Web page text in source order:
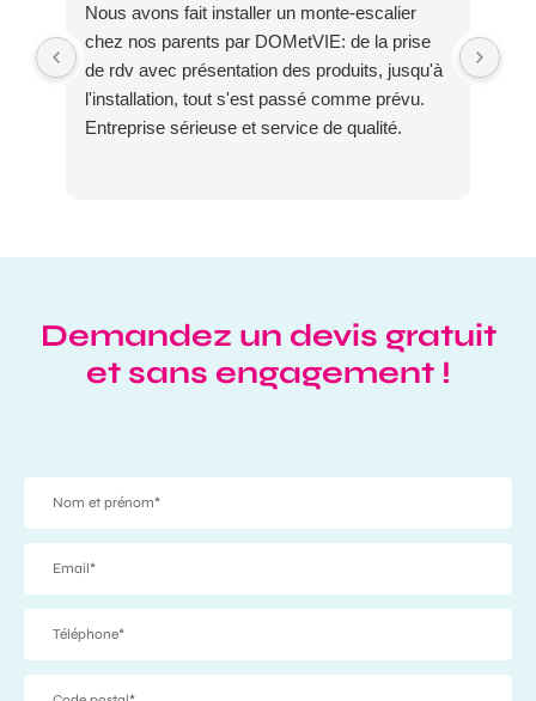
Nous avons fait installer un monte-escalier
chez nos parents par DOMetVIE: de la prise
de rdv avec présentation des produits, jusqu'à
l'installation, tout s'est passé comme prévu.
Entreprise sérieuse et service de qualité.
Demandez un devis gratuit
et sans engagement !